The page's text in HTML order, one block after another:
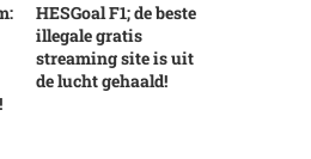
HESGoal F1; de beste
illegale gratis
streaming site is uit
de lucht gehaald!